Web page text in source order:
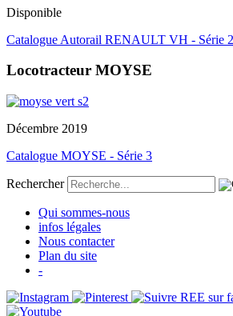
Disponible
Catalogue Autorail RENAULT VH - Série 2
Locotracteur MOYSE
Décembre 2019
Catalogue MOYSE - Série 3
Rechercher
Qui sommes-nous
infos légales
Nous contacter
Plan du site
-